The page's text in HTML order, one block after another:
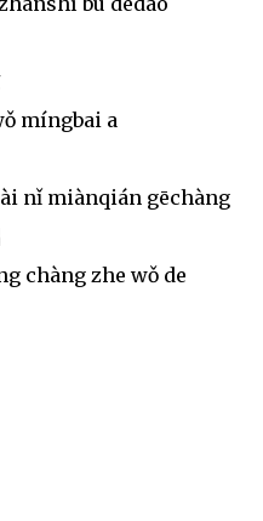
míngbai a
nǐ miànqián gēchàng
chàng zhe wǒ de